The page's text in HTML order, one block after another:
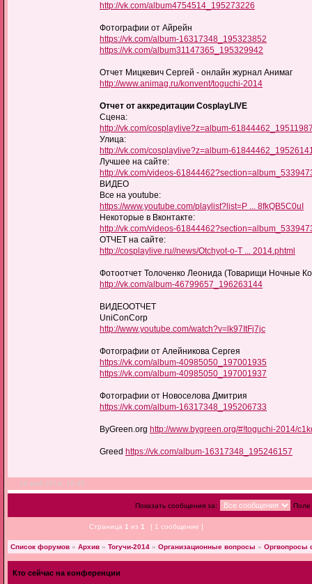
http://vk.com/album4754514_195273226
Фотографии от Айрейн
https://vk.com/album-16317348_195323852
https://vk.com/album31147365_195329942
Отчет Мицкевич Сергей - онлайн журнал Анимаг
http://www.animag.ru/konvent/toguchi-2014
Отчет от аккредитации CosplayLIVE
Сцена:
http://vk.com/cosplaylive?z=album-
Улица:
http://vk.com/cosplaylive?z=album-
Лучшее на сайте:
http://vk.com/videos-
ВИДЕО
Все на youtube:
https://www.youtube.com/playlist?list=P ... 8fkQB5C0uI
Некоторые в Вконтакте:
http://vk.com/videos-
ОТЧЕТ на сайте:
http://cosplaylive.ru//news/Otchyot-o-T ... 2014.phtml
Фотоотчет Толоченко Леонида (Товарищи Ночные
http://vk.com/album-46799657_196263144
ВИДЕООТЧЕТ
UniConCorp
http://www.youtube.com/watch?v=lk97ItFj7jc
Фотографии от Алейникова Сергея
https://vk.com/album-40985050_197001935
https://vk.com/album-40985050_197001937
Фотографии от Новоселова Дмитрия
https://vk.com/album-16317348_195206733
ByGreen.org http://www.bygreen.org/#!toguchi-2014/
Greed https://vk.com/album-16317348_195246157
19 май 2014, 16:45
Показать сообщения за: Поле
Страница 1 из 1 [ 1 сообщение ]
Список форумов » Архив » Тогучи-2014 » Организационные вопросы » Оргвопросы
Кто сейчас на конференции